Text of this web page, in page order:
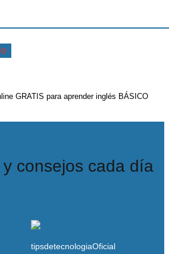
GRATIS para aprender inglés BÁSICO
consejos cada día